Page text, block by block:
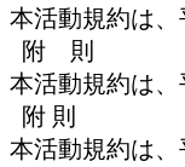
本活動規約は、
附 則
本活動規約は、
附 則
本活動規約は、